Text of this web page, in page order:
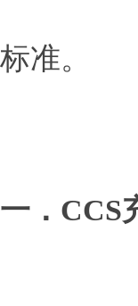
标准。
一．CCS